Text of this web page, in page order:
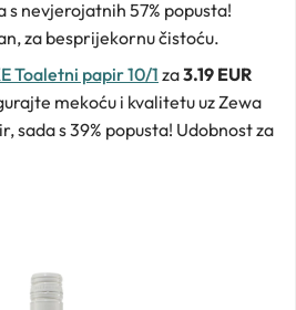
s nevjerojatnih 57% popusta!
za besprijekornu čistoću.
Toaletni papir 10/1 za3.19 EUR
mekoću i kvalitetu uz Zewa
sada s 39% popusta! Udobnost za